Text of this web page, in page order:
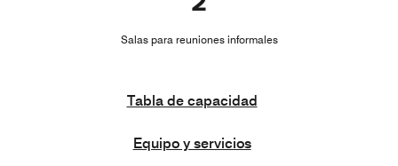
Salas para reuniones informales
Tabla de capacidad
Equipo y servicios